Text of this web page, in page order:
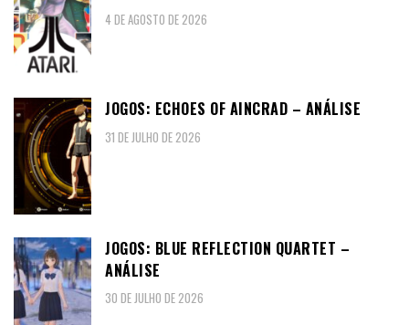
4 DE AGOSTO DE 2026
JOGOS: ECHOES OF AINCRAD – ANÁLISE
31 DE JULHO DE 2026
JOGOS: BLUE REFLECTION QUARTET –
ANÁLISE
30 DE JULHO DE 2026